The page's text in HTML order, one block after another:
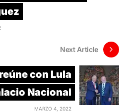
Next Article
con Lula
Nacional
MARZO 4, 2022